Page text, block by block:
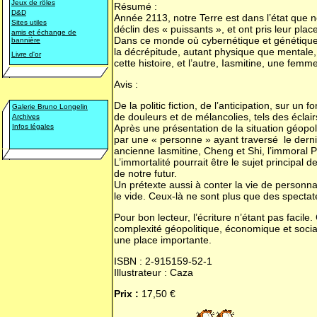
Jeux de rôles
D&D
Sites utiles
amis et échange de
bannière
Livre d'or
Galerie Bruno Longelin
Archives
Infos légales
Résumé :
Année 2113, notre Terre est dans l’état
déclin des « puissants », et ont pris leur
Dans ce monde où cybernétique et
la décrépitude, autant physique que
cette histoire, et l’autre, Iasmitine, une
Avis :
De la politic fiction, de l’anticipation, sur un
de douleurs et de mélancolies, tels des
Après une présentation de la situation
par une « personne » ayant traversé le
ancienne Iasmitine, Cheng et Shi, l’immoral
L’immortalité pourrait être le sujet principal
de notre futur.
Un prétexte aussi à conter la vie de
le vide. Ceux-là ne sont plus que des
Pour bon lecteur, l’écriture n’étant pas
complexité géopolitique, économique et
une place importante.
ISBN : 2-915159-52-1
Illustrateur : Caza
Prix : 17,50 €